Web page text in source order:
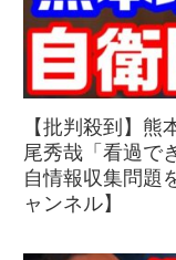
【批判殺到】
尾秀哉「看過で
自情報収集問題
ャンネル】